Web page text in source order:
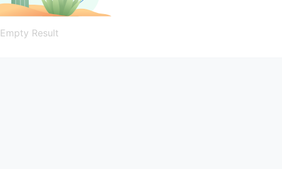
Empty Result